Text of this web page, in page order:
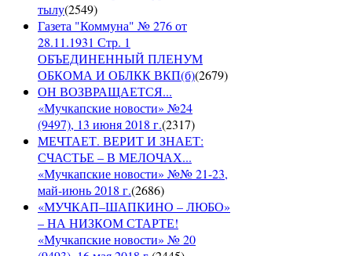
тылу(2549)
Газета "Коммуна" № 276 от
28.11.1931 Стр. 1
ОБЪЕДИНЕННЫЙ ПЛЕНУМ
ОБКОМА И ОБЛКК ВКП(б)(2679)
ОН ВОЗВРАЩАЕТСЯ...
«Мучкапские новости» №24
(9497), 13 июня 2018 г.(2317)
МЕЧТАЕТ. ВЕРИТ И ЗНАЕТ:
СЧАСТЬЕ – В МЕЛОЧАХ...
«Мучкапские новости» №№ 21-23,
май-июнь 2018 г.(2686)
«МУЧКАП–ШАПКИНО – ЛЮБО»
– НА НИЗКОМ СТАРТЕ!
«Мучкапские новости» № 20